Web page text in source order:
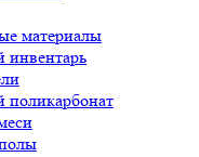
материалы
инвентарь
поликарбонат